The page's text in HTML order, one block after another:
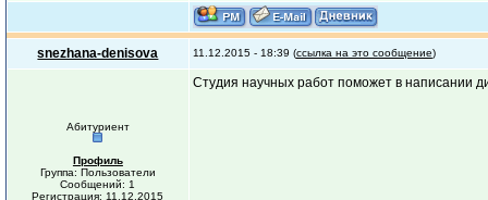
snezhana-denisova 11.12.2015 - 18:39 (ссылка на это сообщение)
Абитуриент
Профиль
Группа: Пользователи
Сообщений: 1
Регистрация: 11.12.2015
Студия научных работ поможет в написании